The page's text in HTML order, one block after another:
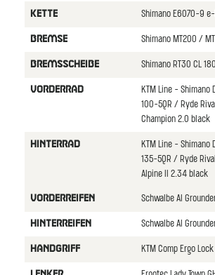
KETTE Shimano E6070-9
BREMSE Shimano MT200 /
BREMSSCHEIBE Shimano RT30 CL
VORDERRAD
KTM Line - Shimano
100-5QR / Ryde
Champion 2.0 black
HINTERRAD
KTM Line - Shimano
135-5QR / Ryde
Alpine II 2.34 black
VORDERREIFEN Schwalbe Al
HINTERREIFEN Schwalbe Al
HANDGRIFF KTM Comp Ergo Lock